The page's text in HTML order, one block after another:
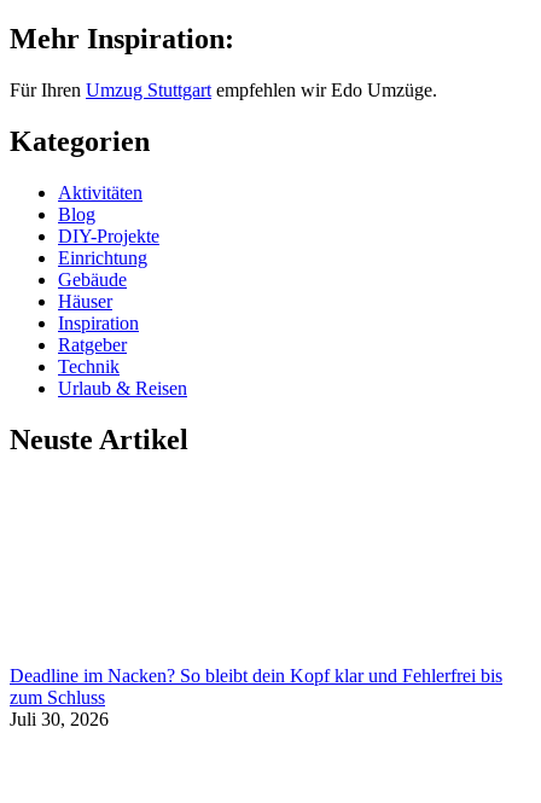
Mehr Inspiration:
Für Ihren Umzug Stuttgart empfehlen wir Edo Umzüge.
Kategorien
Aktivitäten
Blog
DIY-Projekte
Einrichtung
Gebäude
Häuser
Inspiration
Ratgeber
Technik
Urlaub & Reisen
Neuste Artikel
Deadline im Nacken? So bleibt dein Kopf klar und Fehlerfrei bis
zum Schluss
Juli 30, 2026